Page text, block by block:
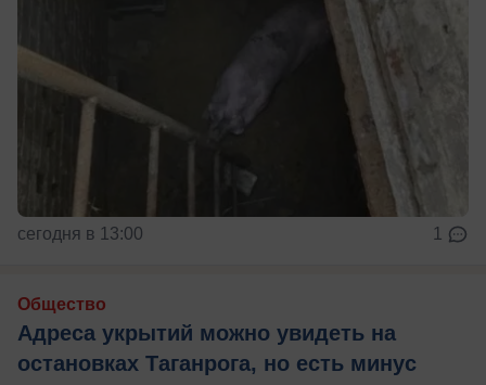
сегодня в 13:00 1
Общество
Адреса укрытий можно увидеть на
остановках Таганрога, но есть минус